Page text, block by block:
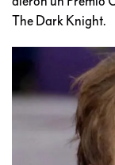
The Dark Knight.